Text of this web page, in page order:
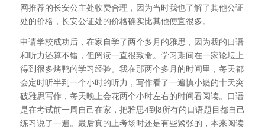
网推荐的长安公主处收费合理，因为当时我也了解了其他公证
处的价格，长安公证处的价格确实比其他便宜很多。
申请学校成功后，在家自学了两个多月的雅思，因为我的口语
和听力还算不错，但阅读一直很致命。学习期间在一家论坛上
得到很多烤鸭的学习经验。我在那两个多月的时间里，每天都
会定时听半到一个小时的听力，写作看了一遍慎小嶷的十天突
破雅思写作，每天晚上会花两个小时左右的时间看阅读。口语
是在考试前一周自己在家，把雅思4到8所有的口语题目都自己
练习说了一遍。最后真的上考场时还是有些紧张的，本来阅读